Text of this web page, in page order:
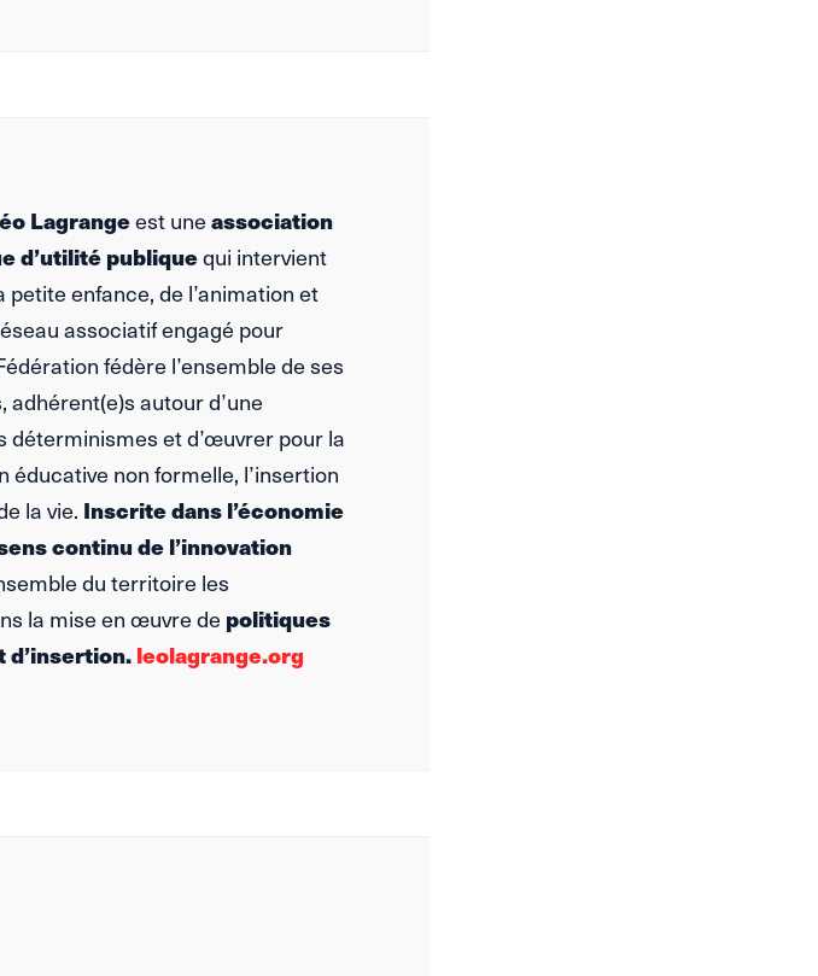
Lagrangeest uneassociation
d’utilité publiquequi intervient
enfance, de l’animation et
associatif engagé pour
fédère l’ensemble de ses
adhérent(e)s autour d’une
déterminismes et d’œuvrer pour la
non formelle, l’insertion
la vie. Inscrite dans l’économie
continu de l’innovation
du territoire les
la mise en œuvre depolitiques
leolagrange.org